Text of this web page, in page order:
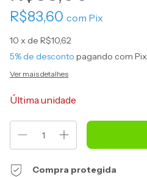
R$83,60 com Pix
10 x de R$10,62
5% de desconto pagando com Pix
Ver mais detalhes
Última unidade
Compra protegida